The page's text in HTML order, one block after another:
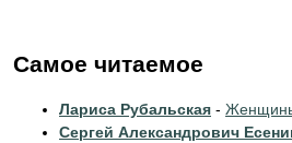
Самое читаемое
Лариса Рубальская -
Сергей Александрович